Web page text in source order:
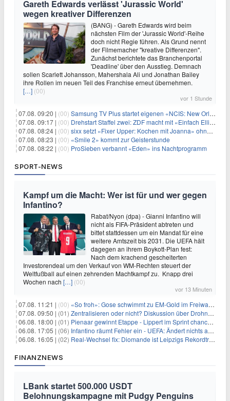
Gareth Edwards verlässt 'Jurassic World'
wegen kreativer Differenzen
(BANG) - Gareth Edwards wird beim
nächsten Film der 'Jurassic World'-Reihe
doch nicht Regie führen. Als Grund nennt
der Filmemacher "kreative Differenzen".
Zunächst berichtete das Branchenportal
'Deadline' über den Ausstieg. Demnach
sollen Scarlett Johansson, Mahershala Ali und Jonathan Bailey
ihre Rollen im neuen Teil des Franchise erneut übernehmen.
[…] (00)
vor 1 Stunde
07.08. 09:20 | (00) Samsung TV Plus startet eigenen «NCIS: New Orleans»-Sender
07.08. 09:17 | (00) Drehstart Staffel zwei: ZDF macht mit «Einfach Elli» weiter
07.08. 08:24 | (00) sixx setzt «Fixer Upper: Kochen mit Joanna» ohne Pause fort
07.08. 08:23 | (00) «Smile 2» kommt zur Geisterstunde
07.08. 08:22 | (00) ProSieben verbannt «Eden» ins Nachtprogramm
SPORT-NEWS
Kampf um die Macht: Wer ist für und wer gegen
Infantino?
Rabat/Nyon (dpa) - Gianni Infantino will
nicht als FIFA-Präsident abtreten und
bittet stattdessen um ein Mandat für eine
weitere Amtszeit bis 2031. Die UEFA hält
dagegen an ihrem Boykott-Plan fest:
Nach dem krachend gescheiterten
Investorendeal um den Verkauf von WM-Rechten steuert der
Weltfußball auf einen zehrenden Machtkampf zu. Knapp drei
Wochen nach […] (00)
vor 13 Minuten
07.08. 11:21 | (00) «So froh»: Gose schwimmt zu EM-Gold im Freiwasser
07.08. 09:50 | (01) Zentralisieren oder nicht? Diskussion über Drohnenabwehr
06.08. 18:00 | (01) Pienaar gewinnt Etappe - Lippert im Sprint chancenlos
06.08. 17:05 | (06) Infantino räumt Fehler ein - UEFA: Ändert nichts an Boykott
06.08. 16:05 | (02) Real-Wechsel fix: Diomande ist Leipzigs Rekordtransfer
FINANZNEWS
LBank startet 500.000 USDT
Belohnungskampagne mit Pudgy Penguins